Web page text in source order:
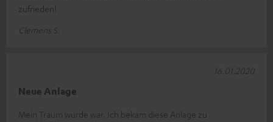
zufrieden!
Clemens S.
Neue Anlage
Mein Traum wurde war. Ich bekam diese Anlage zu
16.01.2020